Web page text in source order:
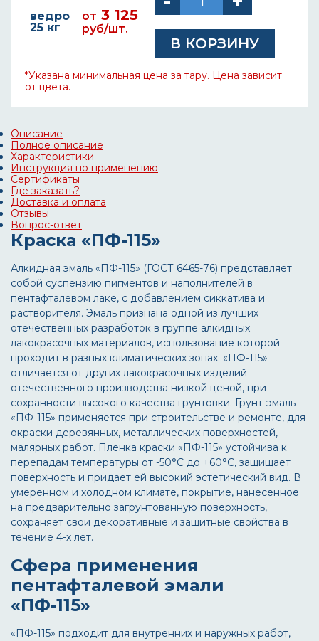
ведро
25 кг
от 3 125
руб/шт.
*Указана минимальная цена за тару. Цена зависит
от цвета.
Описание
Полное описание
Характеристики
Инструкция по применению
Сертификаты
Где заказать?
Доставка и оплата
Отзывы
Вопрос-ответ
Краска «ПФ-115»
Алкидная эмаль «ПФ-115» (ГОСТ 6465-76) представляет
собой суспензию пигментов и наполнителей в
пентафталевом лаке, с добавлением сиккатива и
растворителя. Эмаль признана одной из лучших
отечественных разработок в группе алкидных
лакокрасочных материалов, использование которой
проходит в разных климатических зонах. «ПФ-115»
отличается от других лакокрасочных изделий
отечественного производства низкой ценой, при
сохранности высокого качества грунтовки. Грунт-эмаль
«ПФ-115» применяется при строительстве и ремонте, для
окраски деревянных, металлических поверхностей,
малярных работ. Пленка краски «ПФ-115» устойчива к
перепадам температуры от -50°C до +60°С, защищает
поверхность и придает ей высокий эстетический вид. В
умеренном и холодном климате, покрытие, нанесенное
на предварительно загрунтованную поверхность,
сохраняет свои декоративные и защитные свойства в
течение 4-х лет.
Сфера применения
пентафталевой эмали
«ПФ-115»
«ПФ-115» подходит для внутренних и наружных работ,